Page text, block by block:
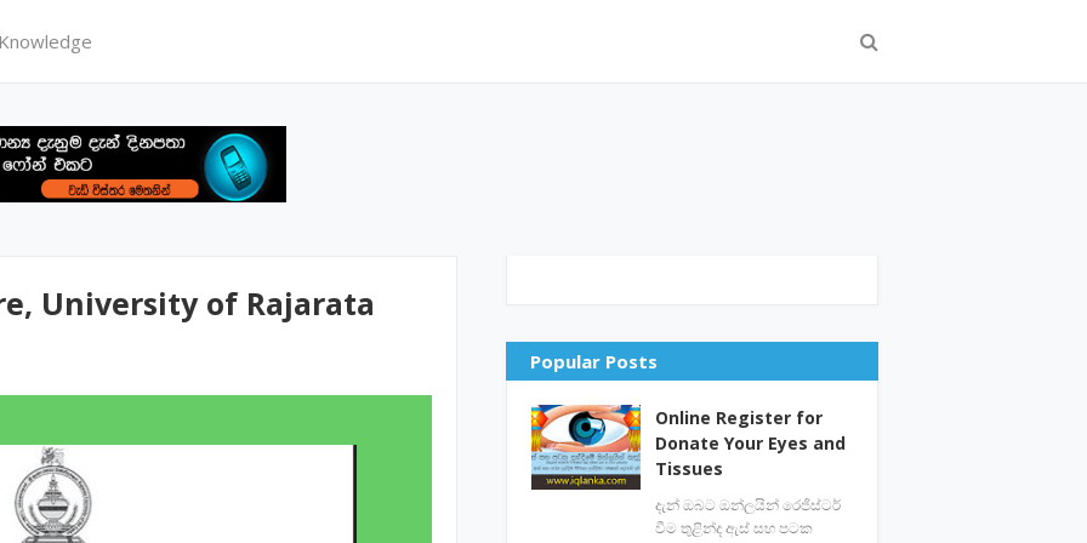
University of Rajarata
Popular Posts
Online Register for
Donate Your Eyes and
Tissues
දැන් ඔබට ඔන්ලයින් රෙජිස්ටර්
වීම තුළින්ද ඇස් සහ පටක